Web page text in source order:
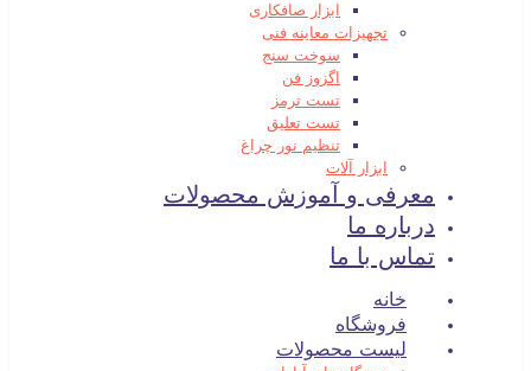
ابزار صافکاری
تجهیزات معاینه فنی
سوخت سنج
اگزوز فن
تست ترمز
تست تعلیق
تنظیم نور چراغ
ابزار آلات
معرفی و آموزش محصولات
درباره ما
تماس با ما
خانه
فروشگاه
لیست محصولات